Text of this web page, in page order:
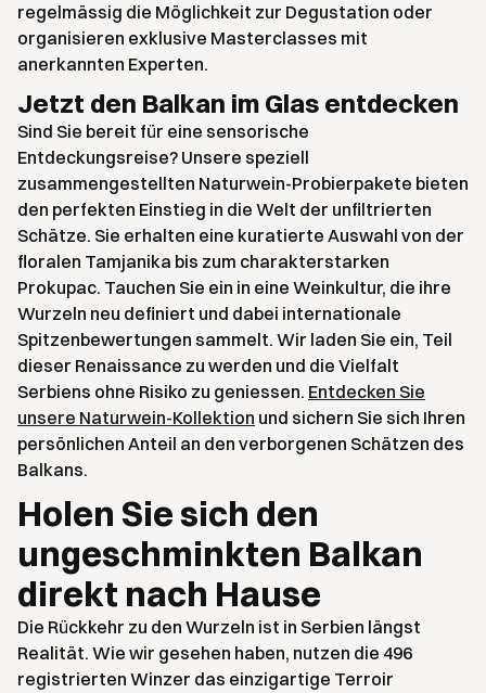
regelmässig die Möglichkeit zur Degustation oder
organisieren exklusive Masterclasses mit
anerkannten Experten.
Jetzt den Balkan im Glas entdecken
Sind Sie bereit für eine sensorische
Entdeckungsreise? Unsere speziell
zusammengestellten Naturwein-Probierpakete bieten
den perfekten Einstieg in die Welt der unfiltrierten
Schätze. Sie erhalten eine kuratierte Auswahl von der
floralen Tamjanika bis zum charakterstarken
Prokupac. Tauchen Sie ein in eine Weinkultur, die ihre
Wurzeln neu definiert und dabei internationale
Spitzenbewertungen sammelt. Wir laden Sie ein, Teil
dieser Renaissance zu werden und die Vielfalt
Serbiens ohne Risiko zu geniessen. Entdecken Sie
unsere Naturwein-Kollektion und sichern Sie sich Ihren
persönlichen Anteil an den verborgenen Schätzen des
Balkans.
Holen Sie sich den
ungeschminkten Balkan
direkt nach Hause
Die Rückkehr zu den Wurzeln ist in Serbien längst
Realität. Wie wir gesehen haben, nutzen die 496
registrierten Winzer das einzigartige Terroir